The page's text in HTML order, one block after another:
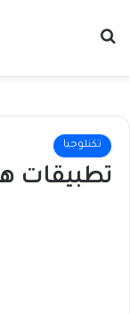
تكنلوجيا
تطبيقات